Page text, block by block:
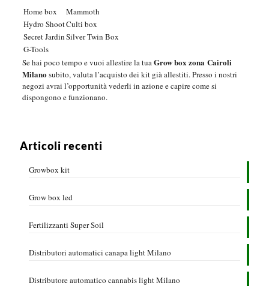
Home box
Mammoth
Hydro ShootCulti box
Secret JardinSilver Twin Box
G-Tools
Se hai poco tempo e vuoi allestire la tuaGrow box zona Cairoli
Milano subito, valuta l’acquisto dei kit già allestiti. Presso i nostri
negozi avrai l’opportunità vederli in azione e capire come si
dispongono e funzionano.
Articoli recenti
Growbox kit
Grow box led
Fertilizzanti Super Soil
Distributori automatici canapa light Milano
Distributore automatico cannabis light Milano